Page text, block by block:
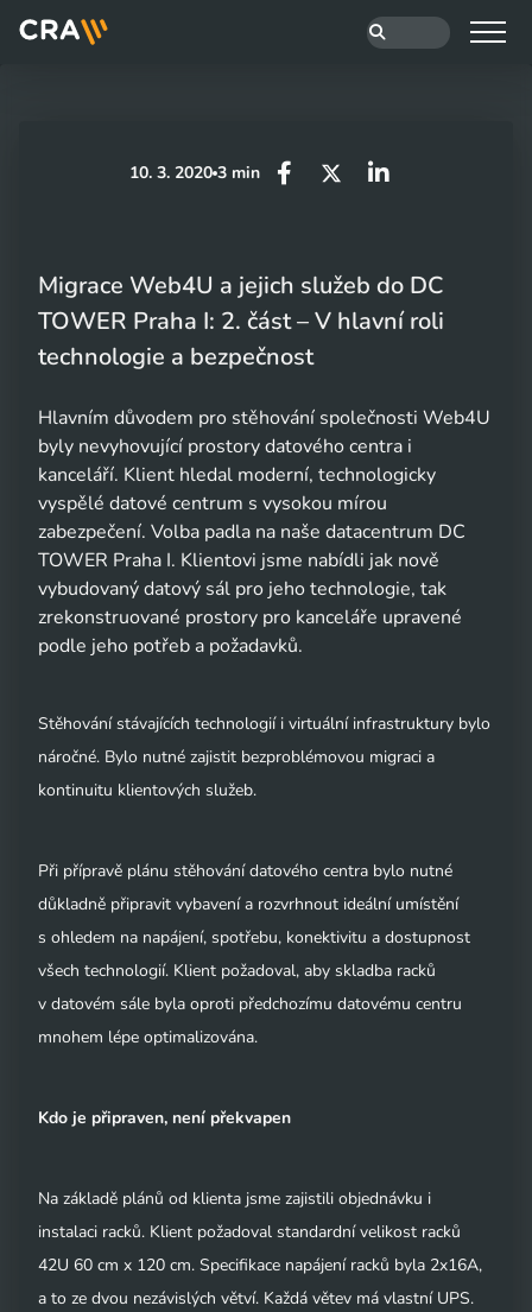
10. 3. 2020 3 min
Migrace Web4U a jejich služeb do DC
TOWER Praha I: 2. část – V hlavní roli
technologie a bezpečnost
Hlavním důvodem pro stěhování společnosti Web4U
byly nevyhovující prostory datového centra i
kanceláří. Klient hledal moderní, technologicky
vyspělé datové centrum s vysokou mírou
zabezpečení. Volba padla na naše datacentrum DC
TOWER Praha I. Klientovi jsme nabídli jak nově
vybudovaný datový sál pro jeho technologie, tak
zrekonstruované prostory pro kanceláře upravené
podle jeho potřeb a požadavků.
Stěhování stávajících technologií i virtuální infrastruktury bylo
náročné. Bylo nutné zajistit bezproblémovou migraci a
kontinuitu klientových služeb.
Při přípravě plánu stěhování datového centra bylo nutné
důkladně připravit vybavení a rozvrhnout ideální umístění
s ohledem na napájení, spotřebu, konektivitu a dostupnost
všech technologií. Klient požadoval, aby skladba racků
v datovém sále byla oproti předchozímu datovému centru
mnohem lépe optimalizována.
Kdo je připraven, není překvapen
Na základě plánů od klienta jsme zajistili objednávku i
instalaci racků. Klient požadoval standardní velikost racků
42U 60 cm x 120 cm. Specifikace napájení racků byla 2x16A,
a to ze dvou nezávislých větví. Každá větev má vlastní UPS.